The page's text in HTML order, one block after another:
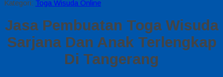
Kategori: Toga Wisuda Online
Jasa Pembuatan Toga Wisuda
Sarjana Dan Anak Terlengkap
Di Tangerang